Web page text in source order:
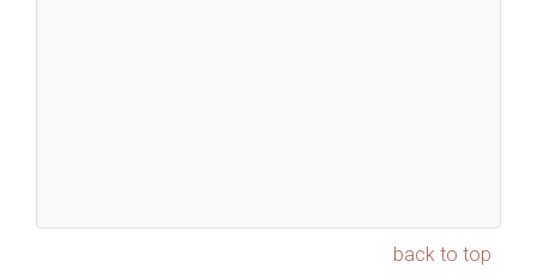
back to top